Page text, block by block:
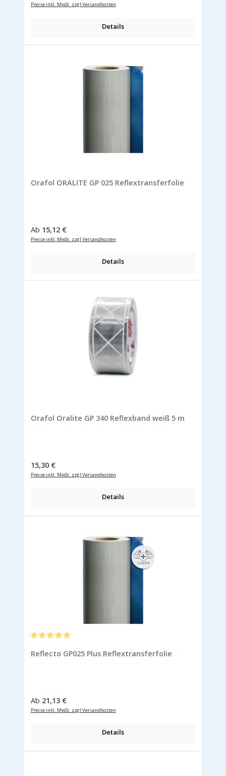
Preise inkl. MwSt. zzgl Versandkosten
Details
Orafol ORALITE GP 025 Reflextransferfolie
Regulärer Preis:
Ab 15,12 €
Preise inkl. MwSt. zzgl Versandkosten
Details
Orafol Oralite GP 340 Reflexband weiß 5 m
Regulärer Preis:
15,30 €
Preise inkl. MwSt. zzgl Versandkosten
Details
Reflecto GP025 Plus Reflextransferfolie
Regulärer Preis:
Ab 21,13 €
Preise inkl. MwSt. zzgl Versandkosten
Details